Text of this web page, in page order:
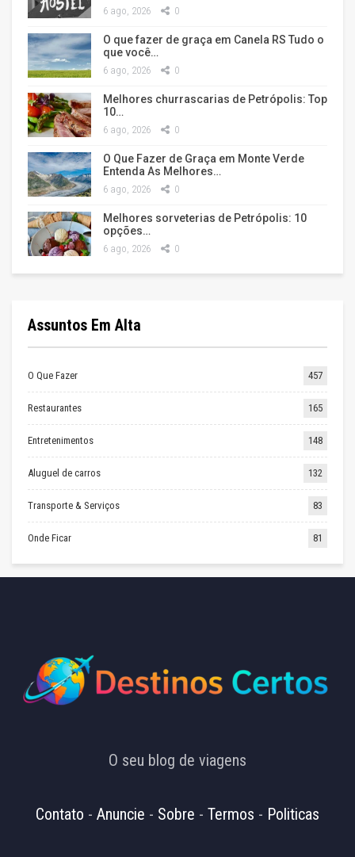
6 ago, 2026 0
O que fazer de graça em Canela RS Tudo o
que você…
6 ago, 2026 0
Melhores churrascarias de Petrópolis: Top
10…
6 ago, 2026 0
O Que Fazer de Graça em Monte Verde
Entenda As Melhores…
6 ago, 2026 0
Melhores sorveterias de Petrópolis: 10
opções…
6 ago, 2026 0
Assuntos Em Alta
O Que Fazer 457
Restaurantes 165
Entretenimentos 148
Aluguel de carros 132
Transporte & Serviços 83
Onde Ficar 81
O seu blog de viagens
Contato - Anuncie - Sobre - Termos - Politicas